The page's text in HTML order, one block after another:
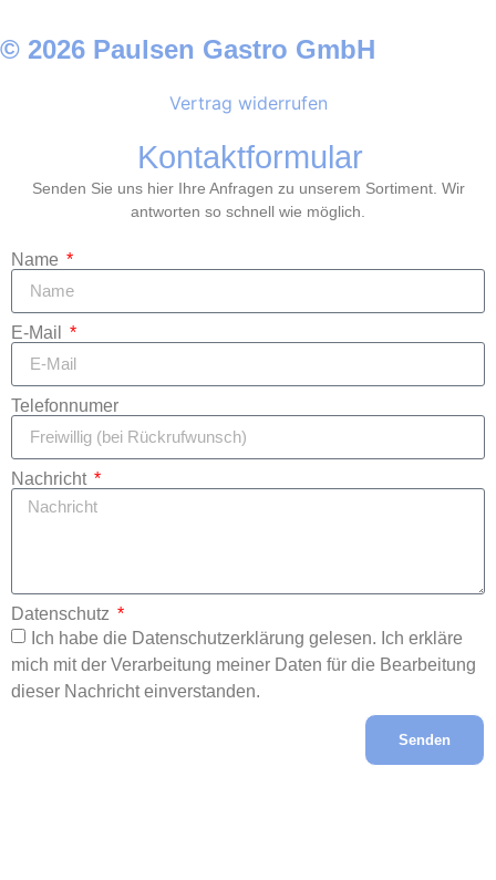
© 2026 Paulsen Gastro GmbH
Vertrag widerrufen
Kontaktformular
Senden Sie uns hier Ihre Anfragen zu unserem Sortiment. Wir
antworten so schnell wie möglich.
Name
E-Mail
Telefonnumer
Nachricht
Datenschutz
Ich habe die Datenschutzerklärung gelesen. Ich erkläre
mich mit der Verarbeitung meiner Daten für die Bearbeitung
dieser Nachricht einverstanden.
Senden